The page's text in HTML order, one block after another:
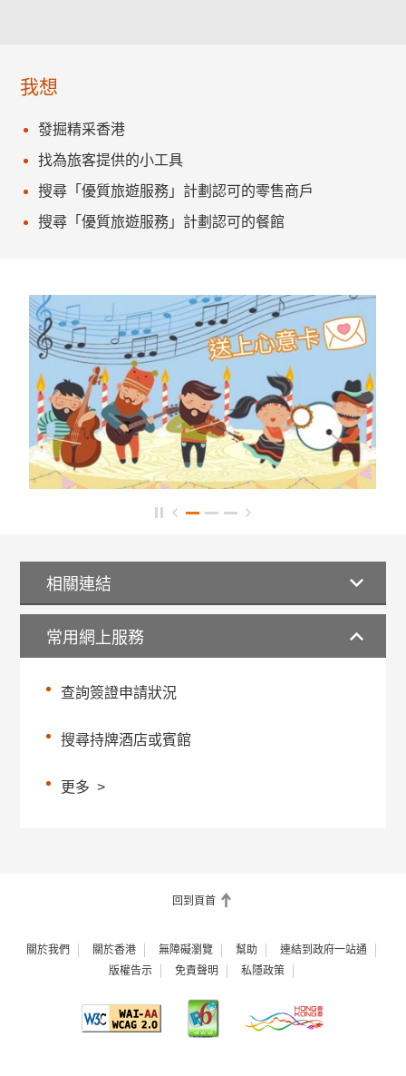
我想
發掘精采香港
找為旅客提供的小工具
搜尋「優質旅遊服務」計劃認可的零售商戶
搜尋「優質旅遊服務」計劃認可的餐館
相關連結
常用網上服務
查詢簽證申請狀況
搜尋持牌酒店或賓館
更多 >
回到頁首
關於我們 關於香港 無障礙瀏覽 幫助
連結到政府一站通
版權告示
免責聲明 私隱政策